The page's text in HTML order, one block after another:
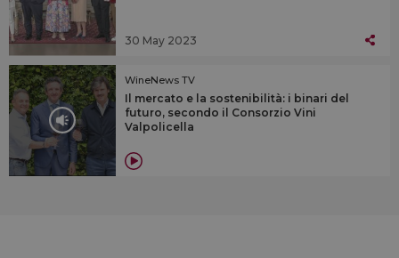
30 May 2023
WineNews TV
Il mercato e la sostenibilità: i binari del
futuro, secondo il Consorzio Vini
Valpolicella